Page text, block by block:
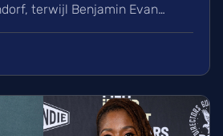
terwijl Benjamin Evan
de rollen van Link en
film, geregisseerd door Wes